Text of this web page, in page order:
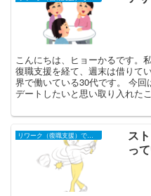
こんにちは、ヒョーかるです。
復職支援を経て、週末は借りて
界で働いている30代です。 今
デートしたいと思い取り入れた
リワーク（復職支援）での学び
ス
っ